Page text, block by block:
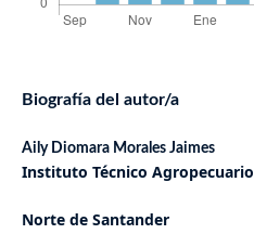
Biografía del autor/a
Aily Diomara Morales Jaimes
Instituto Técnico Agropecuario
Norte de Santander